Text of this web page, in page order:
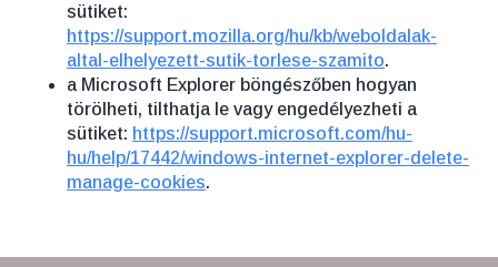
sütiket:
https://support.mozilla.org/hu/kb/weboldalak-
altal-elhelyezett-sutik-torlese-szamito.
a Microsoft Explorer böngészőben hogyan
törölheti, tilthatja le vagy engedélyezheti a
sütiket: https://support.microsoft.com/hu-
hu/help/17442/windows-internet-explorer-delete-
manage-cookies.